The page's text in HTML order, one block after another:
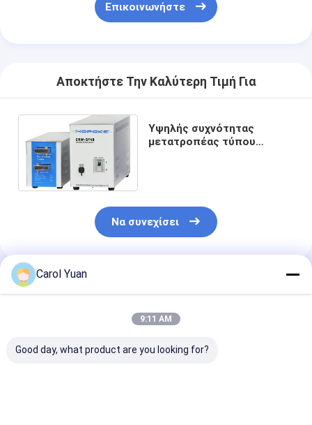
Επικοινωνήστε
Αποκτήστε Την Καλύτερη Τιμή Για
Υψηλής συχνότητας
μετατροπέας τύπου
Να συνεχίσει
Συνιστώμενα Προϊόντα
Carol Yuan
9:11 AM
Good day, what product are you looking for?